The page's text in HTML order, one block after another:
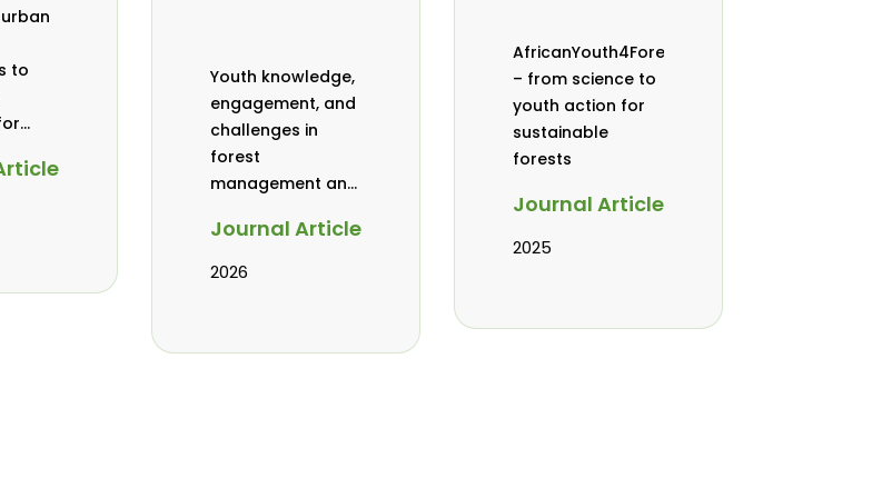
to
in
Youth knowledge,
engagement, and
challenges in
forest
management and
Africa: a literature
review
Journal Article
2026
AfricanYouth4Forests
– from science to
youth action for
sustainable
forests
Journal Article
2025